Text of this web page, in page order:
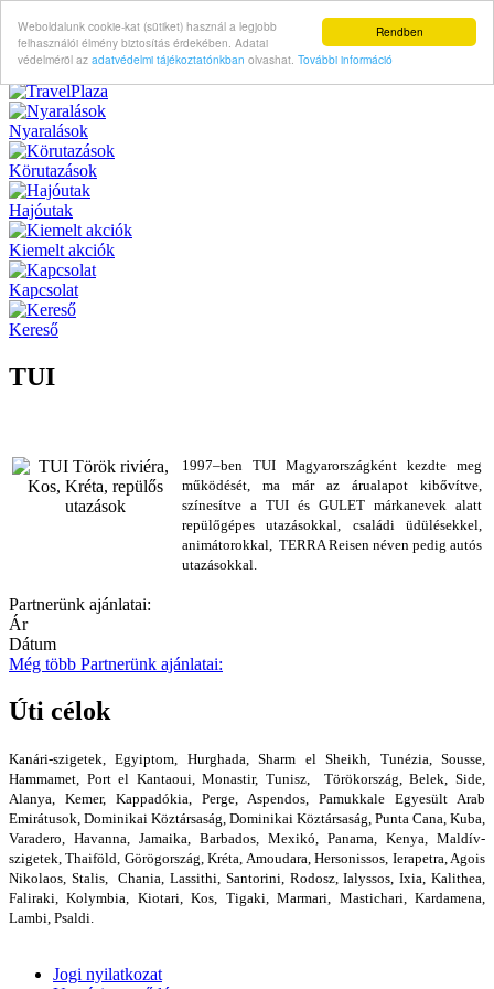
Rendben
Weboldalunk cookie-kat (sütiket) használ a legjobb
felhasználói élmény biztosítás érdekében. Adatai
védelméröl az adatvédelmi tájékoztatónkban olvashat. További információ
Nyaralások
Körutazások
Hajóutak
Kiemelt akciók
Kapcsolat
Kereső
TUI
1997–ben TUI Magyarországként kezdte meg
működését, ma már az árualapot kibővítve,
színesítve a TUI és GULET márkanevek alatt
repülőgépes utazásokkal, családi üdülésekkel,
animátorokkal, TERRA Reisen néven pedig autós
utazásokkal.
Partnerünk ajánlatai:
Ár
Dátum
Még több Partnerünk ajánlatai:
Úti célok
Kanári-szigetek, Egyiptom, Hurghada, Sharm el Sheikh, Tunézia, Sousse,
Hammamet, Port el Kantaoui, Monastir, Tunisz, Törökország, Belek, Side,
Alanya, Kemer, Kappadókia, Perge, Aspendos, Pamukkale Egyesült Arab
Emirátusok, Dominikai Köztársaság, Dominikai Köztársaság, Punta Cana, Kuba,
Varadero, Havanna, Jamaika, Barbados, Mexikó, Panama, Kenya, Maldív-
szigetek, Thaiföld, Görögország, Kréta, Amoudara, Hersonissos, Ierapetra, Agois
Nikolaos, Stalis, Chania, Lassithi, Santorini, Rodosz, Ialyssos, Ixia, Kalithea,
Faliraki, Kolymbia, Kiotari, Kos, Tigaki, Marmari, Mastichari, Kardamena,
Lambi, Psaldi.
Jogi nyilatkozat